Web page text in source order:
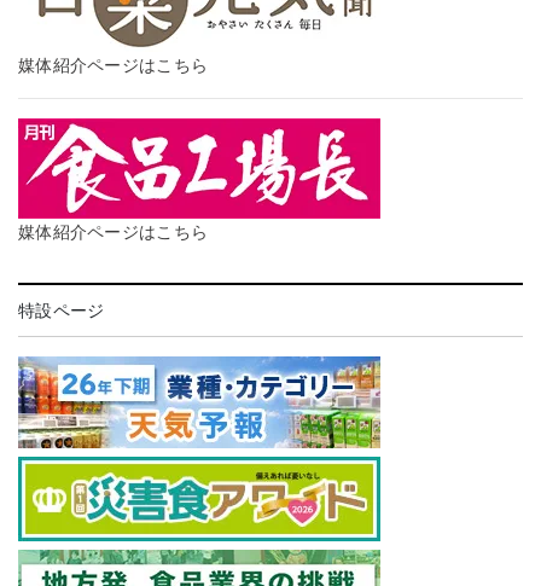
媒体紹介ページはこちら
媒体紹介ページはこちら
特設ページ